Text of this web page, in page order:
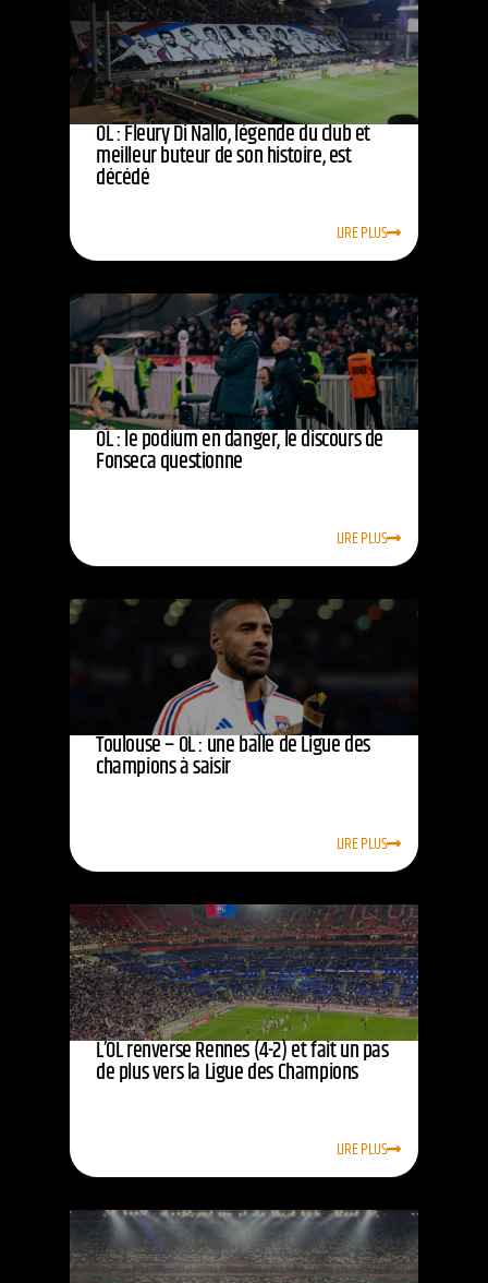
OL : Fleury Di Nallo, légende du club et
meilleur buteur de son histoire, est
décédé
LIRE PLUS
OL : le podium en danger, le discours de
Fonseca questionne
LIRE PLUS
Toulouse – OL : une balle de Ligue des
champions à saisir
LIRE PLUS
L’OL renverse Rennes (4-2) et fait un pas
de plus vers la Ligue des Champions
LIRE PLUS